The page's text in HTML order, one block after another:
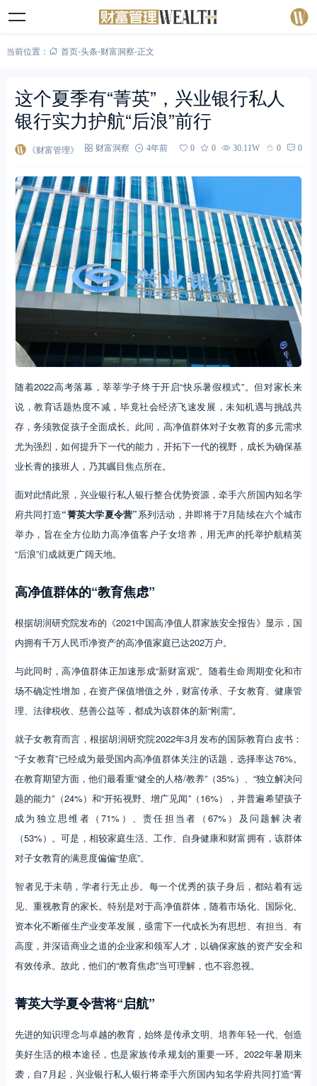
当前位置： 首页-头条-财富洞察-正文
这个夏季有“菁英”，兴业银行私人
银行实力护航“后浪”前行
《财富管理》 财富洞察 4年前 0 0 30.11W 0 0
随着2022高考落幕，莘莘学子终于开启“快乐暑假模式”。但对家长来
说，教育话题热度不减，毕竟社会经济飞速发展，未知机遇与挑战共
存，务须敦促孩子全面成长。此间，高净值群体对子女教育的多元需求
尤为强烈，如何提升下一代的能力，开拓下一代的视野，成长为确保基
业长青的接班人，乃其瞩目焦点所在。
面对此情此景，兴业银行私人银行整合优势资源，牵手六所国内知名学
府共同打造“菁英大学夏令营”系列活动，并即将于7月陆续在六个城市
举办，旨在全方位助力高净值客户子女培养，用无声的托举护航精英
“后浪”们成就更广阔天地。
高净值群体的“教育焦虑”
根据胡润研究院发布的《2021中国高净值人群家族安全报告》显示，国
内拥有千万人民币净资产的高净值家庭已达202万户。
与此同时，高净值群体正加速形成“新财富观”。随着生命周期变化和市
场不确定性增加，在资产保值增值之外，财富传承、子女教育、健康管
理、法律税收、慈善公益等，都成为该群体的新“刚需”。
就子女教育而言，根据胡润研究院2022年3月发布的国际教育白皮书：
“子女教育”已经成为最受国内高净值群体关注的话题，选择率达76%。
在教育期望方面，他们最看重“健全的人格/教养”（35%）、“独立解决问
题的能力”（24%）和“开拓视野、增广见闻”（16%），并普遍希望孩子
成为独立思维者（71%）、责任担当者（67%）及问题解决者
（53%）。可是，相较家庭生活、工作、自身健康和财富拥有，该群体
对子女教育的满意度偏偏“垫底”。
智者见于未萌，学者行无止步。每一个优秀的孩子身后，都站着有远
见、重视教育的家长。特别是对于高净值群体，随着市场化、国际化、
资本化不断催生产业变革发展，亟需下一代成长为有思想、有担当、有
高度，并深谙商业之道的企业家和领军人才，以确保家族的资产安全和
有效传承。故此，他们的“教育焦虑”当可理解，也不容忽视。
菁英大学夏令营将“启航”
先进的知识理念与卓越的教育，始终是传承文明、培养年轻一代、创造
美好生活的根本途径，也是家族传承规划的重要一环。2022年暑期来
袭，自7月起，兴业银行私人银行将牵手六所国内知名学府共同打造“菁